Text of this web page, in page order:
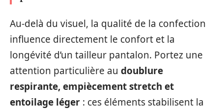
Au-delà du visuel, la qualité de la confection
influence directement le confort et la
longévité d’un tailleur pantalon. Portez une
attention particulière au doublure
respirante, empiècement stretch et
entoilage léger : ces éléments stabilisent la